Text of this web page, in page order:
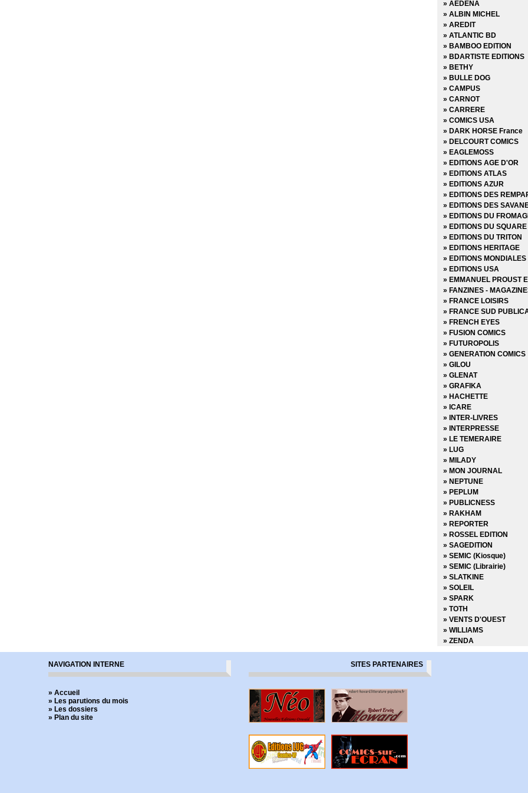
» Blacking Out
» Blade Runner 2019
» Blade Runner 2029
» Blood and Thunder
» Body Bags
» Bone
» Bone Hors Série
» Bone Parish
» Bourbon Thret
» BPRD
» BPRD - L'Enfer sur terre
» BPRD - Un Mal bien
» BPRD Origines
» Brit
» BRZRKR
» BRZRKR - Bloodlines
» BuzzKill
» Cages
» Canary
» Captain Ginger
» Changing Ways
» Charlie Adlard - Art
» Château l'attente
» Chimichanga
» Choker
» Chroniques de Corum
» Chroniques de Groom
» Cinder & Ashe
» ClaSSwar
» Clear
» Clone
» Clones
» Clyde fans
» Codeflesh
» Collection Outsider
» Corps de pierre
» Cosmic detective
» Créatures sacrées
» Criminal
» Damn Them All
» Damned
» Dans la nuit noire
» Dark Ride
» Darkness
» Dead Body Road
» Dead inside
» Death Sentence
» Démons
» Density
» Derniers tests avant
» Des loups dans les murs
» Desperados
» Docteur Wertham
» Down
» Dracula
» Dropsie Avenue
» Duck and Cover
» Dune
» Dust to Dust
» Echo
» AEDENA
» ALBIN MICHEL
» AREDIT
» ATLANTIC BD
» BAMBOO EDITION
» BDARTISTE EDITIONS
» BETHY
» BULLE DOG
» CAMPUS
» CARNOT
» CARRERE
» COMICS USA
» DARK HORSE France
» DELCOURT COMICS
» EAGLEMOSS
» EDITIONS AGE D'OR
» EDITIONS ATLAS
» EDITIONS AZUR
» EDITIONS DES
» EDITIONS DES
» EDITIONS DU
» EDITIONS DU SQUARE
» EDITIONS DU TRITON
» EDITIONS HERITAGE
» EDITIONS MONDIALES
» EDITIONS USA
» EMMANUEL PROUST
» FANZINES -
» FRANCE LOISIRS
» FRANCE SUD
» FRENCH EYES
» FUSION COMICS
» FUTUROPOLIS
» GENERATION COMICS
» GILOU
» GLENAT
» GRAFIKA
» HACHETTE
» ICARE
» INTER-LIVRES
» INTERPRESSE
» LE TEMERAIRE
» LUG
» MILADY
» MON JOURNAL
» NEPTUNE
» PEPLUM
» PUBLICNESS
» RAKHAM
» REPORTER
» ROSSEL EDITION
» SAGEDITION
» SEMIC (Kiosque)
» SEMIC (Librairie)
» SLATKINE
» SOLEIL
» SPARK
» TOTH
» VENTS D'OUEST
» WILLIAMS
» ZENDA
NAVIGATION INTERNE
» Accueil
» Les parutions du mois
» Les dossiers
» Plan du site
SITES PARTENAIRES